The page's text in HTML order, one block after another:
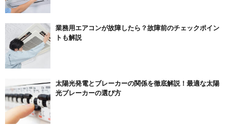
業務用エアコンが故障したら？故障前のチェックポイン
トも解説
太陽光発電とブレーカーの関係を徹底解説！最適な太陽
光ブレーカーの選び方